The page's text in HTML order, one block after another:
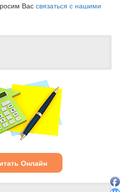
Вас связаться с нашими
Онлайн